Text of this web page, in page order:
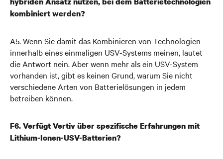
kombiniert werden?
A5. Wenn Sie damit das Kombinieren von Technologien
innerhalb eines einmaligen USV-Systems meinen, lautet
die Antwort nein. Aber wenn mehr als ein USV-System
vorhanden ist, gibt es keinen Grund, warum Sie nicht
verschiedene Arten von Batterielösungen in jedem
betreiben können.
F6. Verfügt Vertiv über spezifische Erfahrungen mit
Lithium-Ionen-USV-Batterien?